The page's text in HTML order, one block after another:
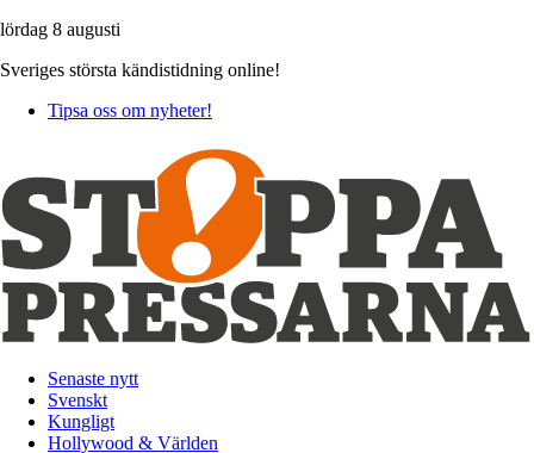
lördag 8 augusti
Sveriges största kändistidning online!
Tipsa oss om nyheter!
Senaste nytt
Svenskt
Kungligt
Hollywood & Världen